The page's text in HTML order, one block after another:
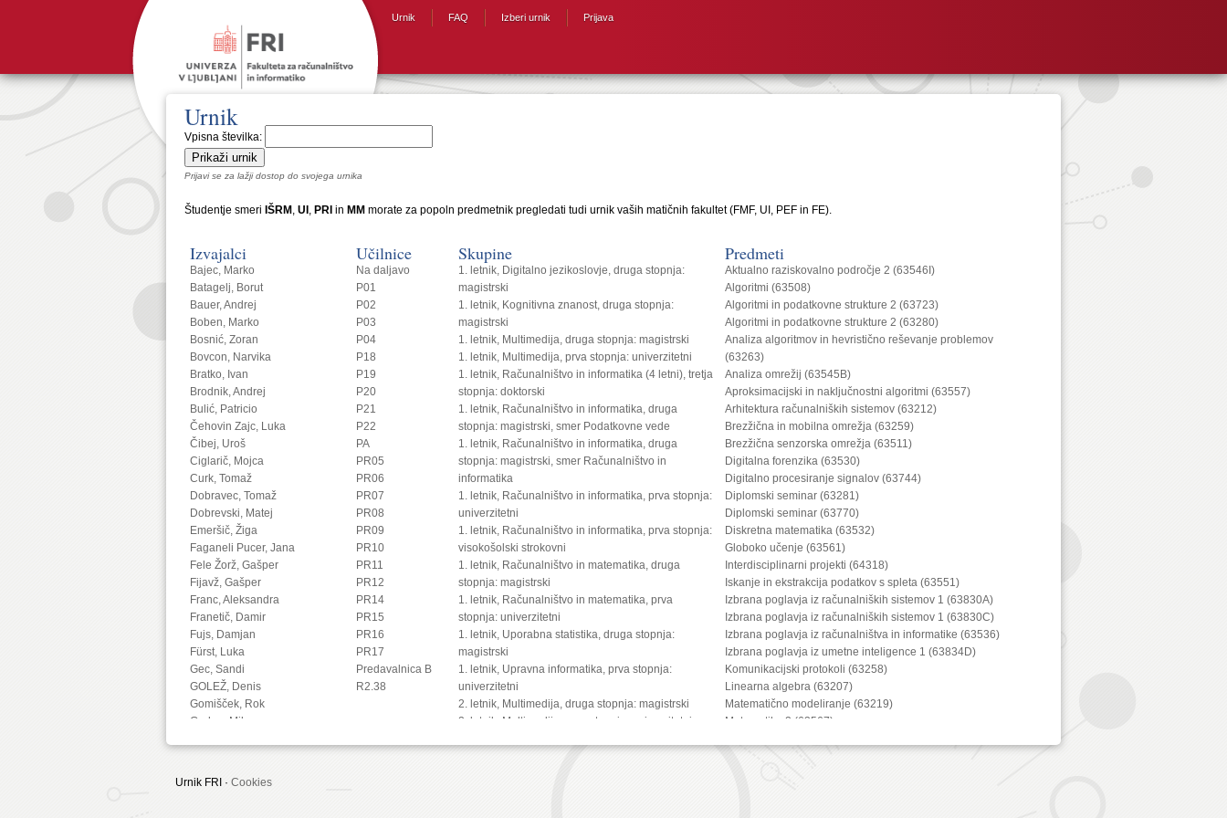
Urnik FAQ Izberi urnik Prijava
Urnik
Vpisna številka:
Prijavi se za lažji dostop do svojega urnika
Študentje smeri IŠRM , UI , PRI in MM morate za popoln predmetnik pregledati tudi urnik vaših matičnih fakultet (FMF, UI, PEF in FE).
Izvajalci
Bajec, Marko
Batagelj, Borut
Bauer, Andrej
Boben, Marko
Bosnić, Zoran
Bovcon, Narvika
Bratko, Ivan
Brodnik, Andrej
Bulić, Patricio
Čehovin Zajc, Luka
Čibej, Uroš
Ciglarič, Mojca
Curk, Tomaž
Dobravec, Tomaž
Dobrevski, Matej
Emeršič, Žiga
Faganeli Pucer, Jana
Fele Žorž, Gašper
Fijavž, Gašper
Franc, Aleksandra
Franetič, Damir
Fujs, Damjan
Fürst, Luka
Gec, Sandi
GOLEŽ, Denis
Gomišček, Rok
Grohar, Miha
Huč, Aleks
Učilnice
Na daljavo
P01
P02
P03
P04
P18
P19
P20
P21
P22
PA
PR05
PR06
PR07
PR08
PR09
PR10
PR11
PR12
PR14
PR15
PR16
PR17
Predavalnica B
R2.38
Skupine
1. letnik, Digitalno jezikoslovje, druga stopnja:
magistrski
1. letnik, Kognitivna znanost, druga stopnja:
magistrski
1. letnik, Multimedija, druga stopnja: magistrski
1. letnik, Multimedija, prva stopnja: univerzitetni
1. letnik, Računalništvo in informatika (4 letni), tretja
stopnja: doktorski
1. letnik, Računalništvo in informatika, druga
stopnja: magistrski, smer Podatkovne vede
1. letnik, Računalništvo in informatika, druga
stopnja: magistrski, smer Računalništvo in
informatika
1. letnik, Računalništvo in informatika, prva stopnja:
univerzitetni
1. letnik, Računalništvo in informatika, prva stopnja:
visokošolski strokovni
1. letnik, Računalništvo in matematika, druga
stopnja: magistrski
1. letnik, Računalništvo in matematika, prva
stopnja: univerzitetni
1. letnik, Uporabna statistika, druga stopnja:
magistrski
1. letnik, Upravna informatika, prva stopnja:
univerzitetni
2. letnik, Multimedija, druga stopnja: magistrski
2. letnik, Multimedija, prva stopnja: univerzitetni
Predmeti
Aktualno raziskovalno področje 2 (63546I)
Algoritmi (63508)
Algoritmi in podatkovne strukture 2 (63723)
Algoritmi in podatkovne strukture 2 (63280)
Analiza algoritmov in hevristično reševanje problemov
(63263)
Analiza omrežij (63545B)
Aproksimacijski in naključnostni algoritmi (63557)
Arhitektura računalniških sistemov (63212)
Brezžična in mobilna omrežja (63259)
Brezžična senzorska omrežja (63511)
Digitalna forenzika (63530)
Digitalno procesiranje signalov (63744)
Diplomski seminar (63281)
Diplomski seminar (63770)
Diskretna matematika (63532)
Globoko učenje (63561)
Interdisciplinarni projekti (64318)
Iskanje in ekstrakcija podatkov s spleta (63551)
Izbrana poglavja iz računalniških sistemov 1 (63830A)
Izbrana poglavja iz računalniških sistemov 1 (63830C)
Izbrana poglavja iz računalništva in informatike (63536)
Izbrana poglavja iz umetne inteligence 1 (63834D)
Komunikacijski protokoli (63258)
Linearna algebra (63207)
Matematično modeliranje (63219)
Matematika 2 (63567)
Načrtovanje digitalnih naprav (63729)
Urnik FRI · Cookies